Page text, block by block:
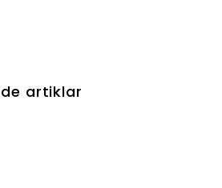
artiklar